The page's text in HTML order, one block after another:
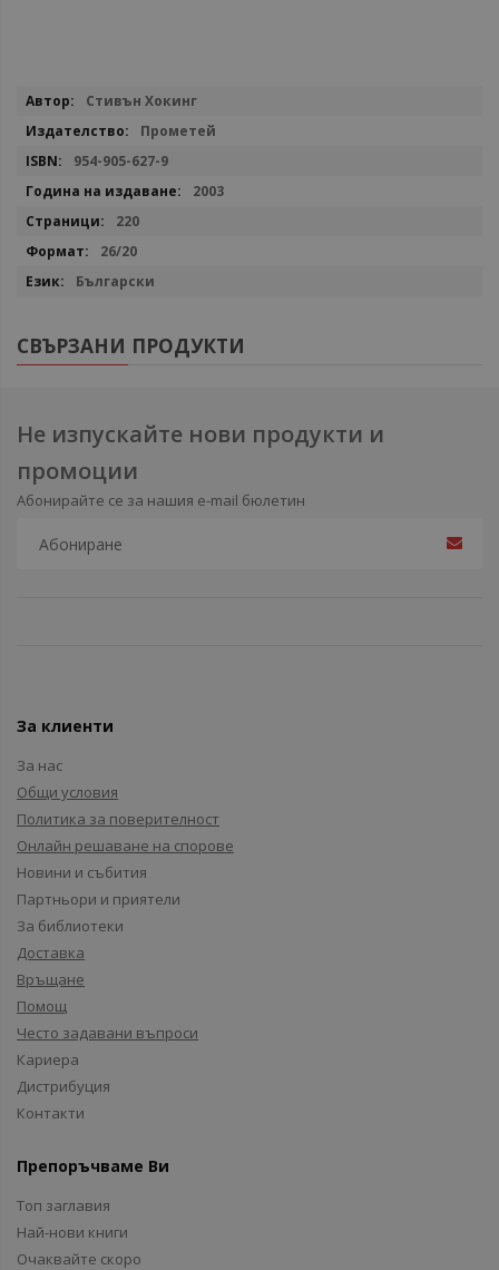
Повече
Стивън Хокинг
Прометей
954-905-627-9
2003
220
26/20
Български
СВЪРЗАНИ ПРОДУКТИ
Не изпускайте нови продукти и
промоции
Абонирайте се за нашия e-mail бюлетин
За клиенти
За нас
Общи условия
Политика за поверителност
Онлайн решаване на спорове
Новини и събития
Партньори и приятели
За библиотеки
Доставка
Връщане
Помощ
Често задавани въпроси
Кариера
Дистрибуция
Контакти
Препоръчваме Ви
Топ заглавия
Най-нови книги
Очаквайте скоро